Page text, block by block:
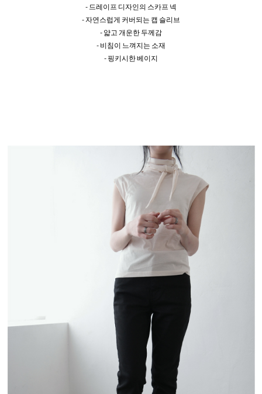
- 드레이프 디자인의 스카프 넥
- 자연스럽게 커버되는 캡 슬리브
- 얇고 개운한 두께감
- 비침이 느껴지는 소재
- 핑키시한 베이지